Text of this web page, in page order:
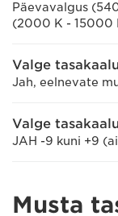
Päevavalgus
(2000 K - 15000
Valge
Jah, eelnevate
Valge
JAH -9 kuni +9
Musta